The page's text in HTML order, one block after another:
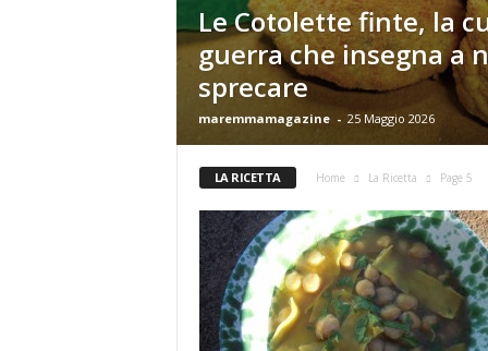
Le Cotolette finte, la
guerra che insegna a
sprecare
maremmamagazine - 25 Maggio 2026
LA RICETTA Home La Ricetta Page 5